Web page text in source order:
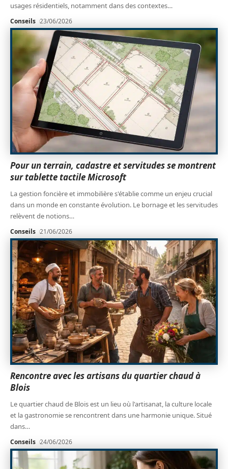
usages résidentiels, notamment dans des contextes…
Conseils 23/06/2026
Pour un terrain, cadastre et servitudes se montrent
sur tablette tactile Microsoft
La gestion foncière et immobilière s'établie comme un enjeu crucial
dans un monde en constante évolution. Le bornage et les servitudes
relèvent de notions…
Conseils 21/06/2026
Rencontre avec les artisans du quartier chaud à
Blois
Le quartier chaud de Blois est un lieu où l'artisanat, la culture locale
et la gastronomie se rencontrent dans une harmonie unique. Situé
dans…
Conseils 24/06/2026